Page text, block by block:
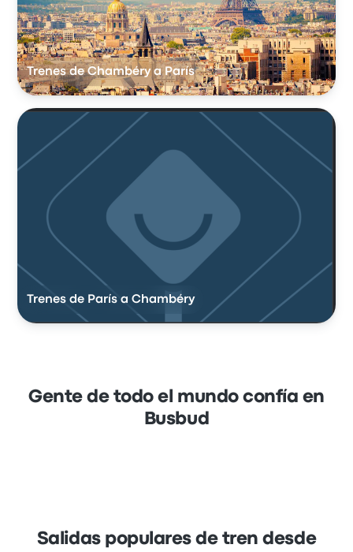
Trenes de Chambéry a París
Trenes de París a Chambéry
Gente de todo el mundo confía en
Busbud
Salidas populares de tren desde